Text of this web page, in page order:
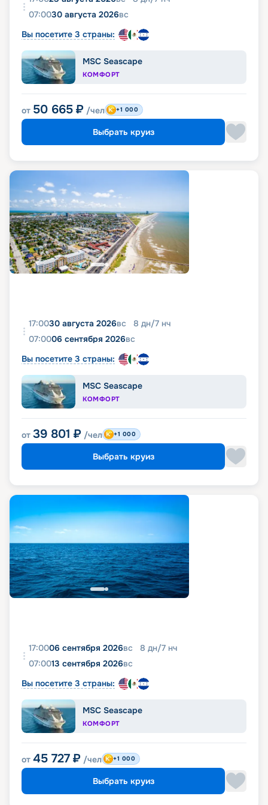
07:0030 августа 2026вс
Вы посетите 3 страны:
MSC Seascape
КОМФОРТ
от 50 665 ₽ /чел +1 000
Выбрать круиз
17:0030 августа 2026вс 8 дн/7 нч
07:0006 сентября 2026вс
Вы посетите 3 страны:
MSC Seascape
КОМФОРТ
от 39 801 ₽ /чел +1 000
Выбрать круиз
17:0006 сентября 2026вс 8 дн/7 нч
07:0013 сентября 2026вс
Вы посетите 3 страны:
MSC Seascape
КОМФОРТ
от 45 727 ₽ /чел +1 000
Выбрать круиз